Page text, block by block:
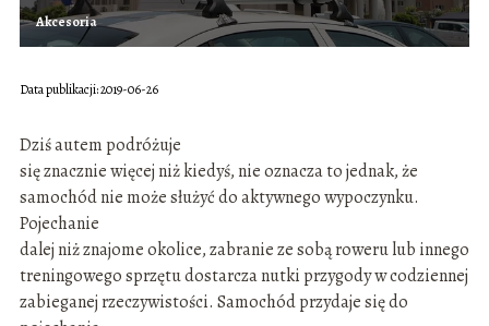
Akcesoria
Data publikacji: 2019-06-26
Dziś autem podróżuje
się znacznie więcej niż kiedyś, nie oznacza to jednak, że
samochód nie może służyć do aktywnego wypoczynku.
Pojechanie
dalej niż znajome okolice, zabranie ze sobą roweru lub innego
treningowego sprzętu dostarcza nutki przygody w codziennej
zabieganej rzeczywistości. Samochód przydaje się do